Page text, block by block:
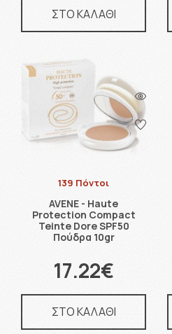
ΣΤΟ ΚΑΛΑΘΙ
139 Πόντοι
AVENE - Haute
Protection Compact
Teinte Dore SPF50
Πούδρα 10gr
17.22€
ΣΤΟ ΚΑΛΑΘΙ